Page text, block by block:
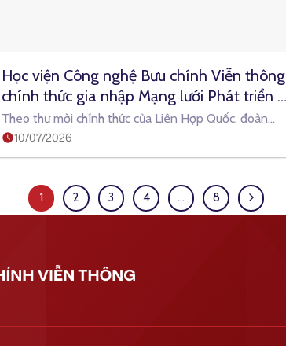
Học viện Công nghệ Bưu chính Viễn thông
chính thức gia nhập Mạng lưới Phát triển
năng lực AI toàn cầu của Liên Hợp Quốc
10/07/2026
Theo thư mời chính thức của Liên Hợp Quốc, đoàn
công tác Học viện Công
1 2 3 4 … 8